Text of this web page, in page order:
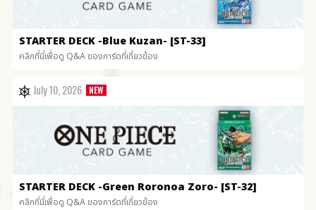
STARTER DECK -Blue Kuzan- [ST-33]
คลิกที่นี่เพื่อดู Q&A ของการ์ดที่เกี่ยวข้อง
July 10, 2026
STARTER DECK -Green Roronoa Zoro- [ST-32]
คลิกที่นี่เพื่อดู Q&A ของการ์ดที่เกี่ยวข้อง